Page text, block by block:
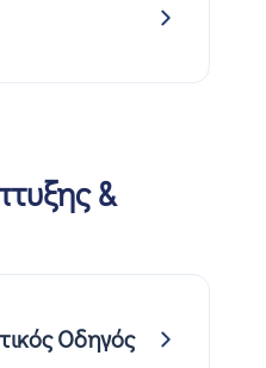
&
Οδηγός